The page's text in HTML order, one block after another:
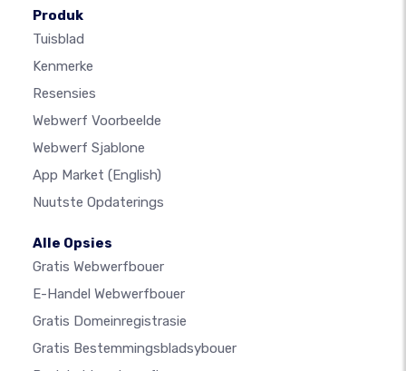
Produk
Tuisblad
Kenmerke
Resensies
Webwerf Voorbeelde
Webwerf Sjablone
App Market (English)
Nuutste Opdaterings
Alle Opsies
Gratis Webwerfbouer
E-Handel Webwerfbouer
Gratis Domeinregistrasie
Gratis Bestemmingsbladsybouer